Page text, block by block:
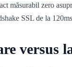
măsurabil zero
SSL de la
versus